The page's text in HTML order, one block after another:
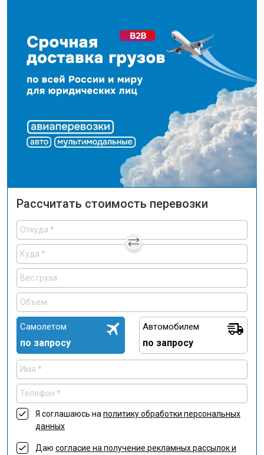
Рассчитать стоимость перевозки
Самолетом
по запросу
Автомобилем
по запросу
Я соглашаюсь на политику обработки персональных
данных
Даю согласие на получение рекламных рассылок и